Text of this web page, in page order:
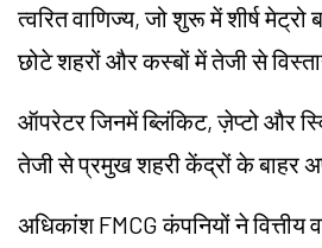
त्वरित वाणिज्य, जो शुरू में शीर्ष मेट्रो
छोटे शहरों और कस्बों में तेजी से
ऑपरेटर जिनमें ब्लिंकिट, ज़ेप्टो और
तेजी से प्रमुख शहरी केंद्रों के बाहर
अधिकांश FMCG कंपनियों ने वित्तीय